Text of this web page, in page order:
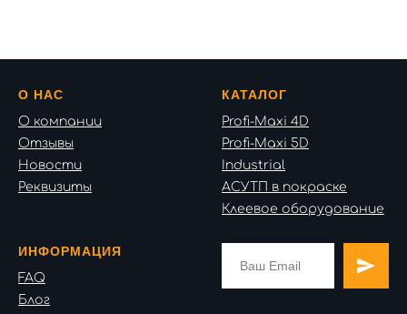
О НАС
О компании
Отзывы
Новости
Реквизиты
КАТАЛОГ
Profi-Maxi 4D
Profi-Maxi 5D
Industrial
АСУТП в покраске
Клеевое оборудование
ИНФОРМАЦИЯ
FAQ
Блог